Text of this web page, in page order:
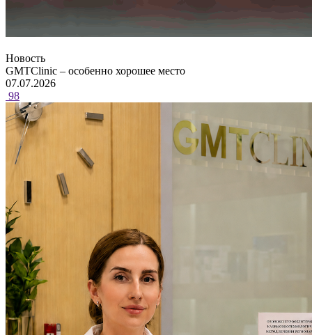
Новость
GMTClinic – особенно хорошее место
07.07.2026
98